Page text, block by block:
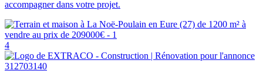
accompagner dans votre projet.
4